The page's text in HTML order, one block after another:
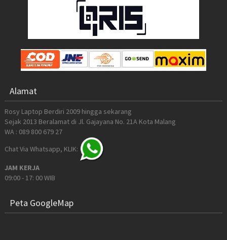
Alamat
Rosy Laptop Berdiri 2009 hingga sekarang
Sejak 2013 Beralamat di Jl. Gajayana No. 21A Kota Malang
WA : 089 800 679 27
Chat Via Whatsapp, KLIK:
JAM KERJA
09:00 - 17: 00 WIB
Peta GoogleMap